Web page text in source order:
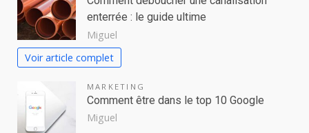
enterrée : le guide ultime
Miguel
Voir article complet
MARKETING
Comment être dans le top 10 Google
Miguel